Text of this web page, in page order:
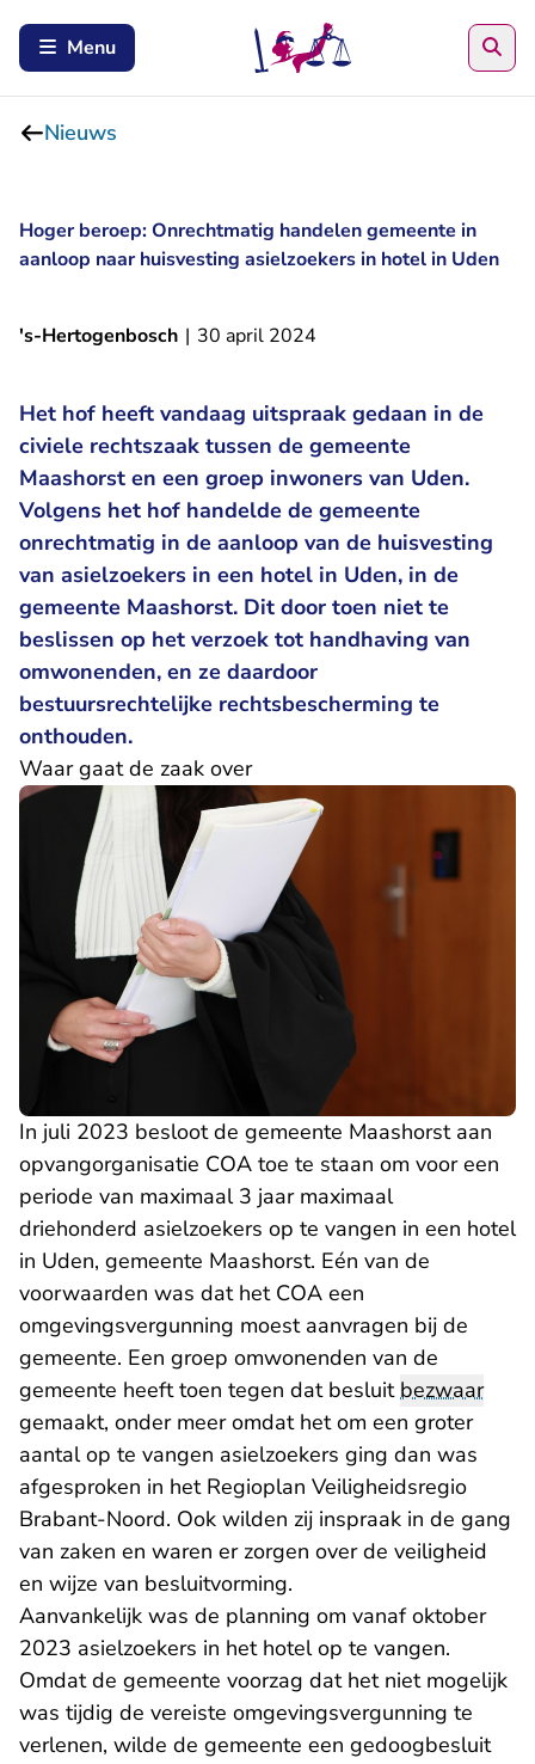
Menu
Nieuws
Hoger beroep: Onrechtmatig handelen gemeente in
aanloop naar huisvesting asielzoekers in hotel in Uden
's-Hertogenbosch | 30 april 2024
Het hof heeft vandaag uitspraak gedaan in de
civiele rechtszaak tussen de gemeente
Maashorst en een groep inwoners van Uden.
Volgens het hof handelde de gemeente
onrechtmatig in de aanloop van de huisvesting
van asielzoekers in een hotel in Uden, in de
gemeente Maashorst. Dit door toen niet te
beslissen op het verzoek tot handhaving van
omwonenden, en ze daardoor
bestuursrechtelijke rechtsbescherming te
onthouden.
Waar gaat de zaak over
In juli 2023 besloot de gemeente Maashorst aan
opvangorganisatie COA toe te staan om voor een
periode van maximaal 3 jaar maximaal
driehonderd asielzoekers op te vangen in een hotel
in Uden, gemeente Maashorst. Eén van de
voorwaarden was dat het COA een
omgevingsvergunning moest aanvragen bij de
gemeente. Een groep omwonenden van de
gemeente heeft toen tegen dat besluitbezwaar
gemaakt, onder meer omdat het om een groter
aantal op te vangen asielzoekers ging dan was
afgesproken in het Regioplan Veiligheidsregio
Brabant-Noord. Ook wilden zij inspraak in de gang
van zaken en waren er zorgen over de veiligheid
en wijze van besluitvorming.
Aanvankelijk was de planning om vanaf oktober
2023 asielzoekers in het hotel op te vangen.
Omdat de gemeente voorzag dat het niet mogelijk
was tijdig de vereiste omgevingsvergunning te
verlenen, wilde de gemeente een gedoogbesluit